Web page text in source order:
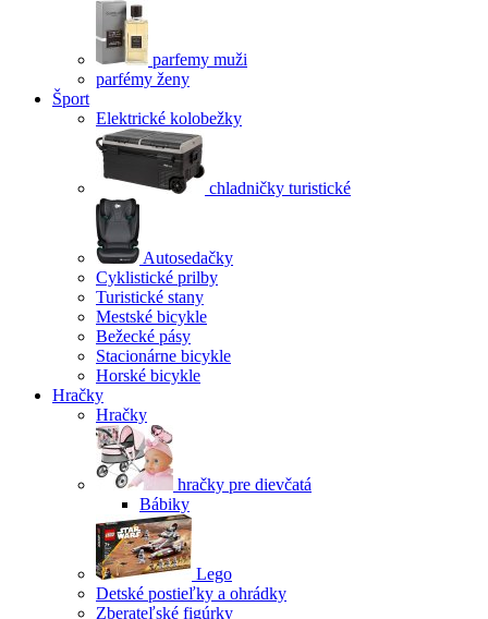
parfemy muži
parfémy ženy
Šport
Elektrické kolobežky
chladničky turistické
Autosedačky
Cyklistické prilby
Turistické stany
Mestské bicykle
Bežecké pásy
Stacionárne bicykle
Horské bicykle
Hračky
Hračky
hračky pre dievčatá
Bábiky
Lego
Detské postieľky a ohrádky
Zberateľské figúrky